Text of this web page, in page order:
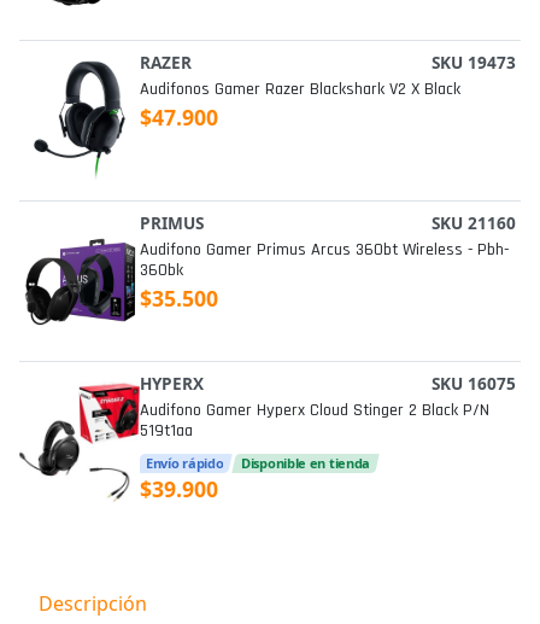
RAZER SKU 19473
Audifonos Gamer Razer Blackshark V2 X Black
$47.900
PRIMUS SKU 21160
Audifono Gamer Primus Arcus 360bt Wireless - Pbh-
360bk
$35.500
HYPERX SKU 16075
Audifono Gamer Hyperx Cloud Stinger 2 Black P/n
519t1aa
Envío rápido Disponible en tienda
$39.900
Descripción